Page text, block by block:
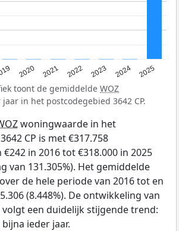
2020 2021 2022 2023 2024 2025
toont de gemiddelde WOZ
in het postcodegebied 3642 CP.
woningwaarde in het
CP is met €317.758
in 2016 tot €318.000 in 2025
van 131.305%). Het gemiddelde
de hele periode van 2016 tot en
(8.448%). De ontwikkeling van
een duidelijk stijgende trend:
ieder jaar.